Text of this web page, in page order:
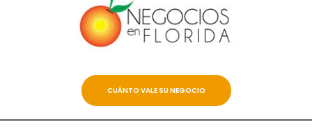
CUÁNTO VALE SU NEGOCIO